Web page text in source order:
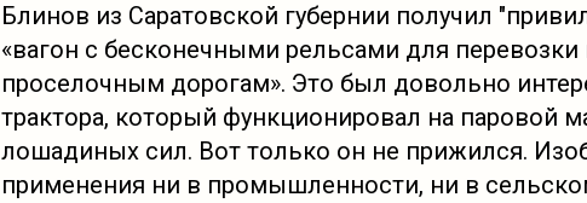
Блинов из Саратовской губернии получил
«вагон с бесконечными рельсами для
проселочным дорогам». Это был довольно
трактора, который функционировал на паровой
лошадиных сил. Вот только он не прижился.
применения ни в промышленности, ни в